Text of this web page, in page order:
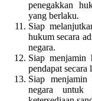
penegakkan
yang berlaku.
Siap
hukum secara
negara.
Siap menjamin
pendapat secara
Siap
negara untuk